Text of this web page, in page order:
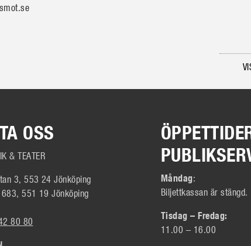
OSS
& TEATER
3, 553 24 Jönköping
551 19 Jönköping
80 80
Måndag:
Biljettkassan är stängd.
Tisdag – Fredag:
11.00 – 16.00